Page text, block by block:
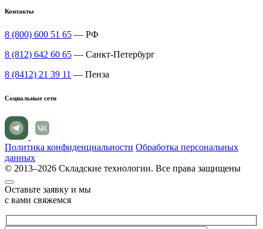
Контакты
8 (800) 600 51 65 — РФ
8 (812) 642 60 65 — Санкт-Петербург
8 (8412) 21 39 11 — Пенза
Социальные сети
Политика конфиденциальности Обработка персональных
данных
© 2013–2026 Складские технологии. Все права защищены
Оставьте заявку и мы
с вами свяжемся